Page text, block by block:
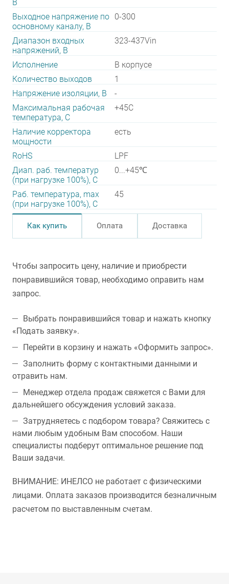
В
Выходное напряжение по
основному каналу, В
0-300
Диапазон входных
напряжений, В
323-437Vin
Исполнение
В корпусе
Количество выходов
1
Напряжение изоляции, В
-
Максимальная рабочая
температура, C
+45C
Наличие корректора
мощности
есть
RoHS
LPF
Диап. раб. температур
(при нагрузке 100%), C
0...+45℃
Раб. температура, max
(при нагрузке 100%), C
45
Как купить Оплата Доставка
Чтобы запросить цену, наличие и приобрести
понравившийся товар, необходимо оправить нам
запрос.
Выбрать понравившийся товар и нажать кнопку
«Подать заявку».
Перейти в корзину и нажать «Оформить запрос».
Заполнить форму с контактными данными и
отравить нам.
Менеджер отдела продаж свяжется с Вами для
дальнейшего обсуждения условий заказа.
Затрудняетесь с подбором товара? Свяжитесь с
нами любым удобным Вам способом. Наши
специалисты подберут оптимальное решение под
Ваши задачи.
ВНИМАНИЕ: ИНЕЛСО не работает с физическими
лицами. Оплата заказов производится безналичным
расчетом по выставленным счетам.